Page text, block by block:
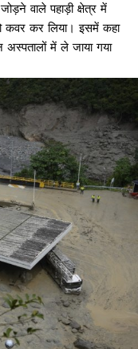
वाले पहाड़ी क्षेत्र में
कवर कर लिया। इसमें कहा
में ले जाया गया